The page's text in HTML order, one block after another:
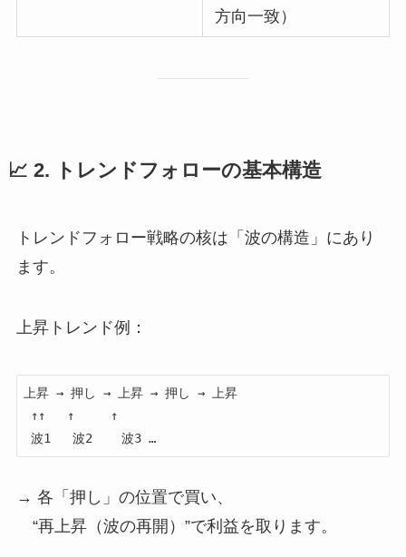
方向一致）
📈 2. トレンドフォローの基本構造
トレンドフォロー戦略の核は「波の構造」にあり
ます。
上昇トレンド例：
上昇 → 押し → 上昇 → 押し → 上昇
波1   波2    波3 …
→ 各「押し」の位置で買い、
“再上昇（波の再開）”で利益を取ります。